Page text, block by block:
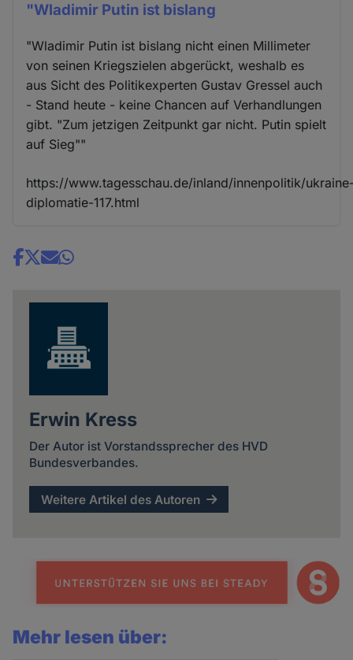
"Wladimir Putin ist bislang
"Wladimir Putin ist bislang nicht einen Millimeter
von seinen Kriegszielen abgerückt, weshalb es
aus Sicht des Politikexperten Gustav Gressel auch
- Stand heute - keine Chancen auf Verhandlungen
gibt. "Zum jetzigen Zeitpunkt gar nicht. Putin spielt
auf Sieg""
https://www.tagesschau.de/inland/innenpolitik/
diplomatie-117.html
Share
Erwin Kress
Der Autor ist Vorstandssprecher des HVD
Bundesverbandes.
Weitere Artikel des Autoren
Mehr lesen über: